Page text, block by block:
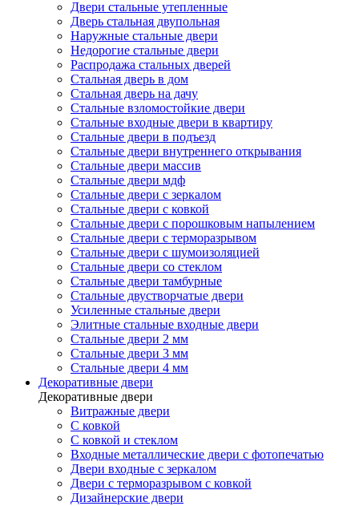
Двери стальные утепленные
Дверь стальная двупольная
Наружные стальные двери
Недорогие стальные двери
Распродажа стальных дверей
Стальная дверь в дом
Стальная дверь на дачу
Стальные взломостойкие двери
Стальные входные двери в квартиру
Стальные двери в подъезд
Стальные двери внутреннего открывания
Стальные двери массив
Стальные двери мдф
Стальные двери с зеркалом
Стальные двери с ковкой
Стальные двери с порошковым напылением
Стальные двери с терморазрывом
Стальные двери с шумоизоляцией
Стальные двери со стеклом
Стальные двери тамбурные
Стальные двустворчатые двери
Усиленные стальные двери
Элитные стальные входные двери
Стальные двери 2 мм
Стальные двери 3 мм
Стальные двери 4 мм
Декоративные двери
Декоративные двери
Витражные двери
С ковкой
С ковкой и стеклом
Входные металлические двери с фотопечатью
Двери входные с зеркалом
Двери с терморазрывом с ковкой
Дизайнерские двери